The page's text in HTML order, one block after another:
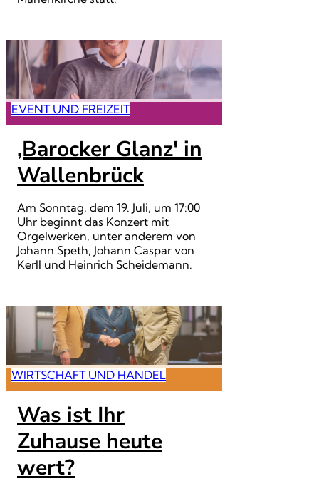
EVENT UND FREIZEIT
‚Barocker Glanz' in
Wallenbrück
Am Sonntag, dem 19. Juli, um 17:00
Uhr beginnt das Konzert mit
Orgelwerken, unter anderem von
Johann Speth, Johann Caspar von
Kerll und Heinrich Scheidemann.
WIRTSCHAFT UND HANDEL
Was ist Ihr
Zuhause heute
wert?